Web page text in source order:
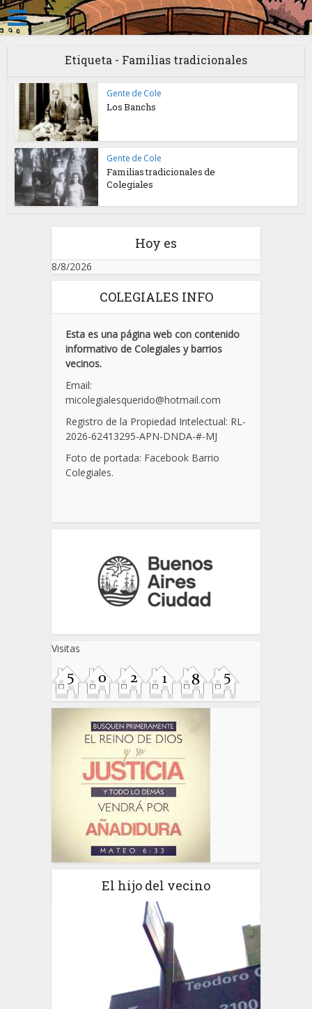
Etiqueta - Familias tradicionales
Gente de Cole
Los Banchs
Gente de Cole
Familias tradicionales de
Colegiales
Hoy es
8/8/2026
COLEGIALES INFO
Esta es una página web con contenido
informativo de Colegiales y barrios
vecinos.
Email:
micolegialesquerido@hotmail.com
Registro de la Propiedad Intelectual: RL-
2026-62413295-APN-DNDA-#-MJ
Foto de portada: Facebook Barrio
Colegiales.
Visitas
El hijo del vecino